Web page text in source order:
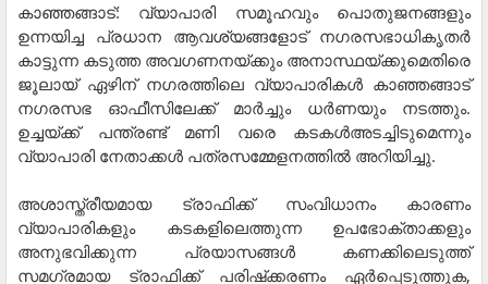
കാഞ്ഞങ്ങാട്: വ്യാപാരി സമൂഹവും പൊതുജനങ്ങളും
ഉന്നയിച്ച പ്രധാന ആവശ്യങ്ങളോട് നഗരസഭാധികൃതര്‍
കാട്ടുന്ന കടുത്ത അവഗണനയ്ക്കും അനാസ്ഥയ്ക്കുമെതിരെ
ജൂലായ് ഏഴിന് നഗരത്തിലെ വ്യാപാരികള്‍ കാഞ്ഞങ്ങാട്
നഗരസഭ ഓഫീസിലേക്ക് മാര്‍ച്ചും ധര്‍ണയും നടത്തും.
ഉച്ചയ്ക്ക് പന്ത്രണ്ട് മണി വരെ കടകള്‍അടച്ചിടുമെന്നും
വ്യാപാരി നേതാക്കള്‍ പത്രസമ്മേളനത്തില്‍ അറിയിച്ചു.
അശാസ്ത്രീയമായ ട്രാഫിക്ക് സംവിധാനം കാരണം
വ്യാപാരികളും കടകളിലെത്തുന്ന ഉപഭോക്താക്കളും
അനുഭവിക്കുന്ന പ്രയാസങ്ങള്‍ കണക്കിലെടുത്ത്
സമഗ്രമായ ട്രാഫിക്ക് പരിഷ്‌ക്കരണം ഏര്‍പ്പെടുത്തുക,